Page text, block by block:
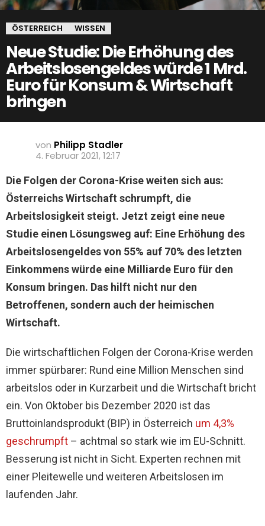
ÖSTERREICH WISSEN
Neue Studie: Die Erhöhung des
Arbeitslosengeldes würde 1 Mrd.
Euro für Konsum & Wirtschaft
bringen
von Philipp Stadler
4. Februar 2021, 12:17
Die Folgen der Corona-Krise weiten sich aus:
Österreichs Wirtschaft schrumpft, die
Arbeitslosigkeit steigt. Jetzt zeigt eine neue
Studie einen Lösungsweg auf: Eine Erhöhung des
Arbeitslosengeldes von 55% auf 70% des letzten
Einkommens würde eine Milliarde Euro für den
Konsum bringen. Das hilft nicht nur den
Betroffenen, sondern auch der heimischen
Wirtschaft.
Die wirtschaftlichen Folgen der Corona-Krise werden
immer spürbarer: Rund eine Million Menschen sind
arbeitslos oder in Kurzarbeit und die Wirtschaft bricht
ein. Von Oktober bis Dezember 2020 ist das
Bruttoinlandsprodukt (BIP) in Österreich um 4,3%
geschrumpft – achtmal so stark wie im EU-Schnitt.
Besserung ist nicht in Sicht. Experten rechnen mit
einer Pleitewelle und weiteren Arbeitslosen im
laufenden Jahr.